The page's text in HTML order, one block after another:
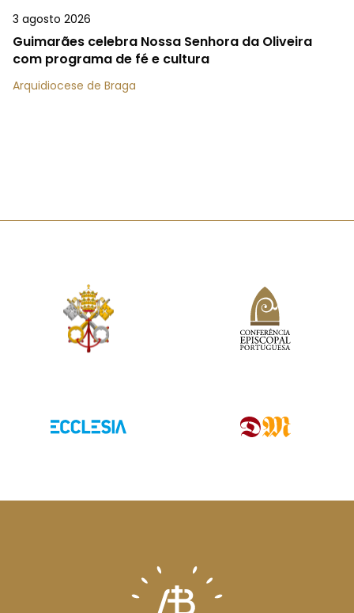
3 agosto 2026
Guimarães celebra Nossa Senhora da Oliveira
com programa de fé e cultura
Arquidiocese de Braga